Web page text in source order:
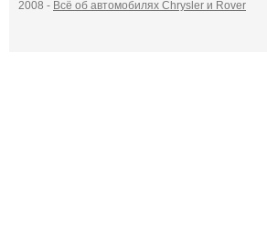
2008 - Всё об автомобилях Chrysler и Rover